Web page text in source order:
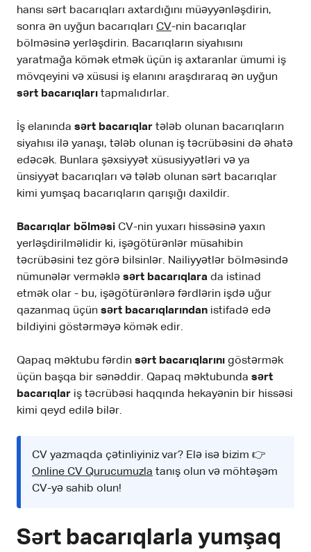
hansı sərt bacarıqları axtardığını müəyyənləşdirin,
sonra ən uyğun bacarıqları CV-nin bacarıqlar
bölməsinə yerləşdirin. Bacarıqların siyahısını
yaratmağa kömək etmək üçün iş axtaranlar ümumi iş
mövqeyini və xüsusi iş elanını araşdıraraq ən uyğun
sərt bacarıqları tapmalıdırlar.
İş elanında sərt bacarıqlar tələb olunan bacarıqların
siyahısı ilə yanaşı, tələb olunan iş təcrübəsini də əhatə
edəcək. Bunlara şəxsiyyət xüsusiyyətləri və ya
ünsiyyət bacarıqları və tələb olunan sərt bacarıqlar
kimi yumşaq bacarıqların qarışığı daxildir.
Bacarıqlar bölməsi CV-nin yuxarı hissəsinə yaxın
yerləşdirilməlidir ki, işəgötürənlər müsahibin
təcrübəsini tez görə bilsinlər. Nailiyyətlər bölməsində
nümunələr verməklə sərt bacarıqlara da istinad
etmək olar - bu, işəgötürənlərə fərdlərin işdə uğur
qazanmaq üçün sərt bacarıqlarından istifadə edə
bildiyini göstərməyə kömək edir.
Qapaq məktubu fərdin sərt bacarıqlarını göstərmək
üçün başqa bir sənəddir. Qapaq məktubunda sərt
bacarıqlar iş təcrübəsi haqqında hekayənin bir hissəsi
kimi qeyd edilə bilər.
CV yazmaqda çətinliyiniz var? Elə isə bizim 👉
Online CV Qurucumuzla tanış olun və möhtəşəm
CV-yə sahib olun!
Sərt bacarıqlarla yumşaq